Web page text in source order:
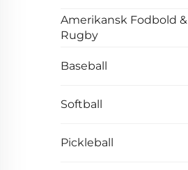
Amerikansk Fodbold &
Rugby
Baseball
Softball
Pickleball